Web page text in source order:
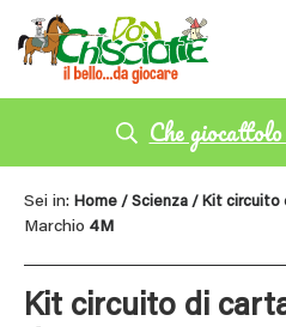
Che
Sei in: Home / Scienza / Kit circuito
Marchio 4M
Kit circuito di